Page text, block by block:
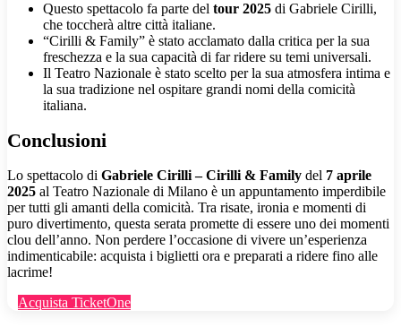
Questo spettacolo fa parte del tour 2025 di Gabriele Cirilli,
che toccherà altre città italiane.
“Cirilli & Family” è stato acclamato dalla critica per la sua
freschezza e la sua capacità di far ridere su temi universali.
Il Teatro Nazionale è stato scelto per la sua atmosfera intima e
la sua tradizione nel ospitare grandi nomi della comicità
italiana.
Conclusioni
Lo spettacolo di Gabriele Cirilli – Cirilli & Family del 7 aprile
2025 al Teatro Nazionale di Milano è un appuntamento imperdibile
per tutti gli amanti della comicità. Tra risate, ironia e momenti di
puro divertimento, questa serata promette di essere uno dei momenti
clou dell’anno. Non perdere l’occasione di vivere un’esperienza
indimenticabile: acquista i biglietti ora e preparati a ridere fino alle
lacrime!
Acquista TicketOne